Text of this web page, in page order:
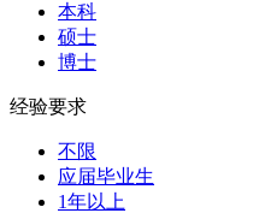
本科
硕士
博士
经验要求
不限
应届毕业生
1年以上